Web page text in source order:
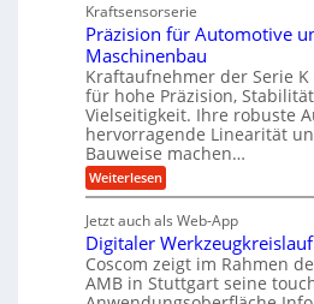
c
i
n
d
e
t
r
i
e
b
e
f
ü
r
n
d
A
u
f
t
r
a
s
e
i
l
o
s
e
,
w
e
n
i
g
e
r
S
h
n
s
t
a
n
g
e
n
g
e
t
r
i
e
b
e
Kraftsensorserie
Präzision für Automotive
Maschinenbau
Kraftaufnehmer der Serie K
für hohe Präzision,
Vielseitigkeit. Ihre robuste
hervorragende Linearität
Bauweise machen…
Weiterlesen:
P
ä
z
i
s
i
Jetzt auch als Web-App
Digitaler Werkzeugkreislauf
Coscom zeigt im Rahmen
AMB in Stuttgart seine